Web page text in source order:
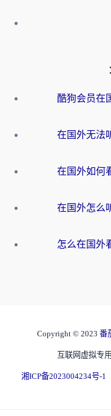
Copyright © 2023 番
互联网虚拟专
湘ICP备2023004234号-1